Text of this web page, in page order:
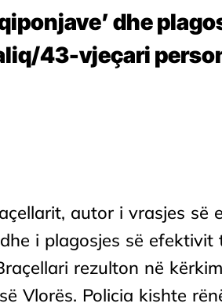
dhe
43-vjeçari
autor i vrasjes së
dhe i plagosjes së efektivit
rezulton në
Vlorës. Policia kishte